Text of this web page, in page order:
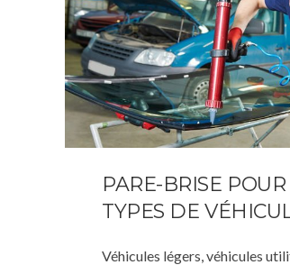
PARE-BRISE
TYPES DE
Véhicules légers, véhicules